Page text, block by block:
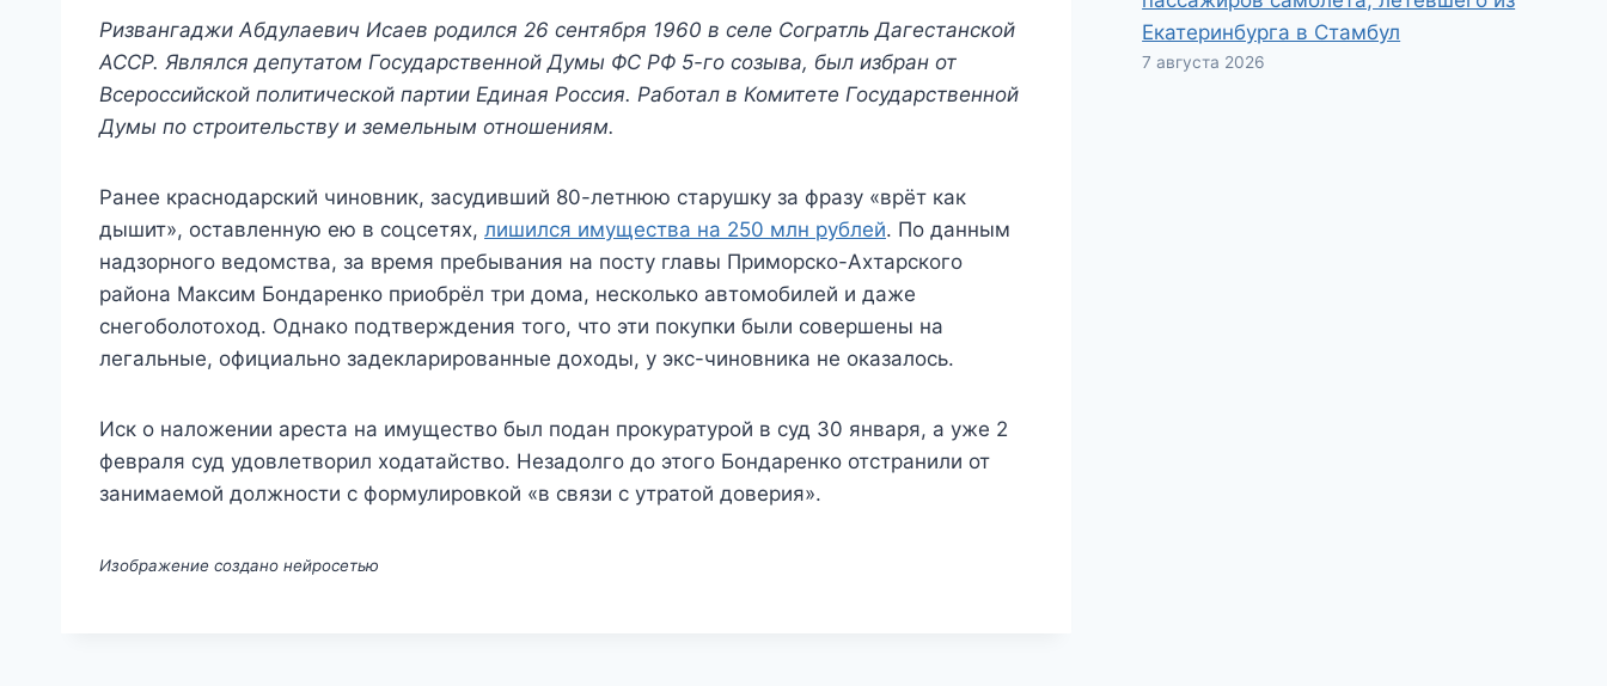
Ризвангаджи Абдулаевич Исаев родился 26 сентября 1960 в селе Согратль Дагестанской
АССР. Являлся депутатом Государственной Думы ФС РФ 5-го созыва, был избран от
Всероссийской политической партии Единая Россия. Работал в Комитете Государственной
Думы по строительству и земельным отношениям.
Ранее краснодарский чиновник, засудивший 80-летнюю старушку за фразу «врёт как
дышит», оставленную ею в соцсетях, лишился имущества на 250 млн рублей. По данным
надзорного ведомства, за время пребывания на посту главы Приморско-Ахтарского
района Максим Бондаренко приобрёл три дома, несколько автомобилей и даже
снегоболотоход. Однако подтверждения того, что эти покупки были совершены на
легальные, официально задекларированные доходы, у экс-чиновника не оказалось.
Иск о наложении ареста на имущество был подан прокуратурой в суд 30 января, а уже 2
февраля суд удовлетворил ходатайство. Незадолго до этого Бондаренко отстранили от
занимаемой должности с формулировкой «в связи с утратой доверия».
Изображение создано нейросетью
Екатеринбурга в Стамбул
7 августа 2026